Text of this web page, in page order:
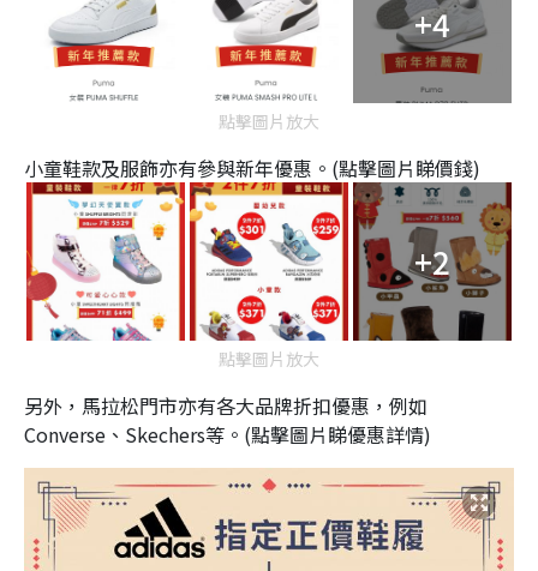
+4
點擊圖片放大
小童鞋款及服飾亦有參與新年優惠。(點擊圖片睇價錢)
+2
點擊圖片放大
另外，馬拉松門市亦有各大品牌折扣優惠，例如
Converse、Skechers等。(點擊圖片睇優惠詳情)